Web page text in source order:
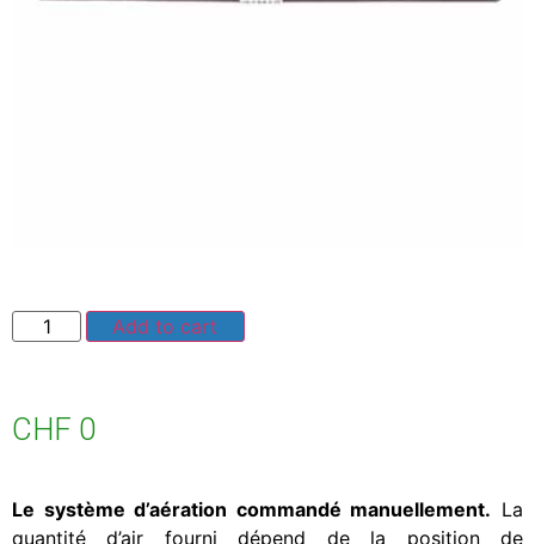
Add to cart
CHF 0
Le système d’aération commandé manuellement. La
quantité d’air fourni dépend de la position de